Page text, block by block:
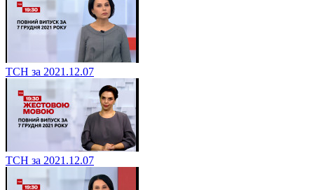
ТСН за 2021.12.07
ТСН за 2021.12.07